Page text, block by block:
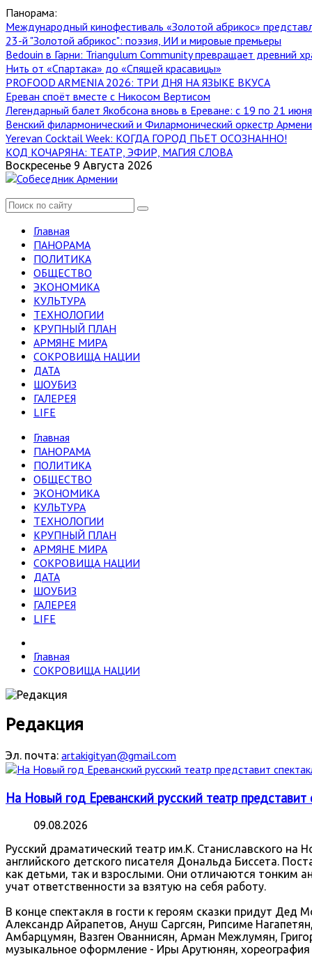
Панорама:
Международный кинофестиваль «Золотой абрикос»
23-й "Золотой абрикос": поэзия, ИИ и мировые премьеры
Bedouin в Гарни: Triangulum Community превращает древний
Нить от «Спартака» до «Спящей красавицы»
PROFOOD ARMENIA 2026: ТРИ ДНЯ НА ЯЗЫКЕ ВКУСА
Ереван споёт вместе с Никосом Вертисом
Легендарный балет Якобсона вновь в Ереване: с 19 по 21
Венский филармонический и Филармонический оркестр
Yerevan Cocktail Week: КОГДА ГОРОД ПЬЕТ ОСОЗНАННО!
КОД КОЧАРЯНА: ТЕАТР, ЭФИР, МАГИЯ СЛОВА
Воскресенье 9 Августа 2026
Главная
ПАНОРАМА
ПОЛИТИКА
ОБЩЕСТВО
ЭКОНОМИКА
КУЛЬТУРА
ТЕХНОЛОГИИ
КРУПНЫЙ ПЛАН
АРМЯНЕ МИРА
СОКРОВИЩА НАЦИИ
ДАТА
ШОУБИЗ
ГАЛЕРЕЯ
LIFE
Главная
ПАНОРАМА
ПОЛИТИКА
ОБЩЕСТВО
ЭКОНОМИКА
КУЛЬТУРА
ТЕХНОЛОГИИ
КРУПНЫЙ ПЛАН
АРМЯНЕ МИРА
СОКРОВИЩА НАЦИИ
ДАТА
ШОУБИЗ
ГАЛЕРЕЯ
LIFE
Главная
СОКРОВИЩА НАЦИИ
Редакция
Эл. почта: artakigityan@gmail.com
На Новый год Ереванский русский театр представит
09.08.2026
Русский драматический театр им.К. Станиславского на
английского детского писателя Дональда Биссета.
как детьми, так и взрослыми. Они отличаются тонким
учат ответственности за взятую на себя работу.
В конце спектакля в гости к героям сказки придут
Александр Айрапетов, Ануш Саргсян, Рипсиме
Амбарцумян, Вазген Ованнисян, Арман Межлумян,
музыкальное оформление - Иры Арутюнян, хореография